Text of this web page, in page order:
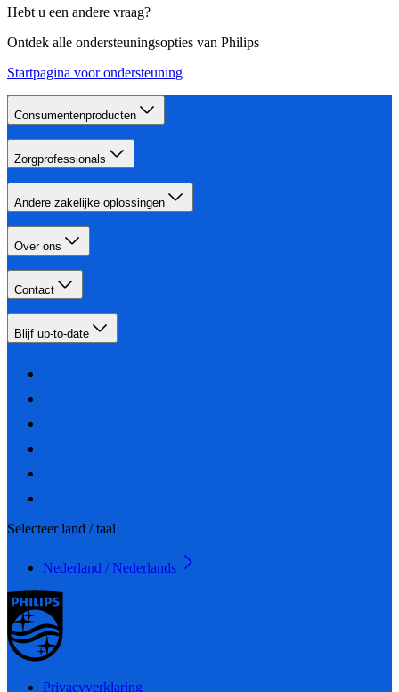
Hebt u een andere vraag?
Ontdek alle ondersteuningsopties van Philips
Startpagina voor ondersteuning
Consumentenproducten
Zorgprofessionals
Andere zakelijke oplossingen
Over ons
Contact
Blijf up-to-date
Selecteer land / taal
Nederland / Nederlands
Privacyverklaring